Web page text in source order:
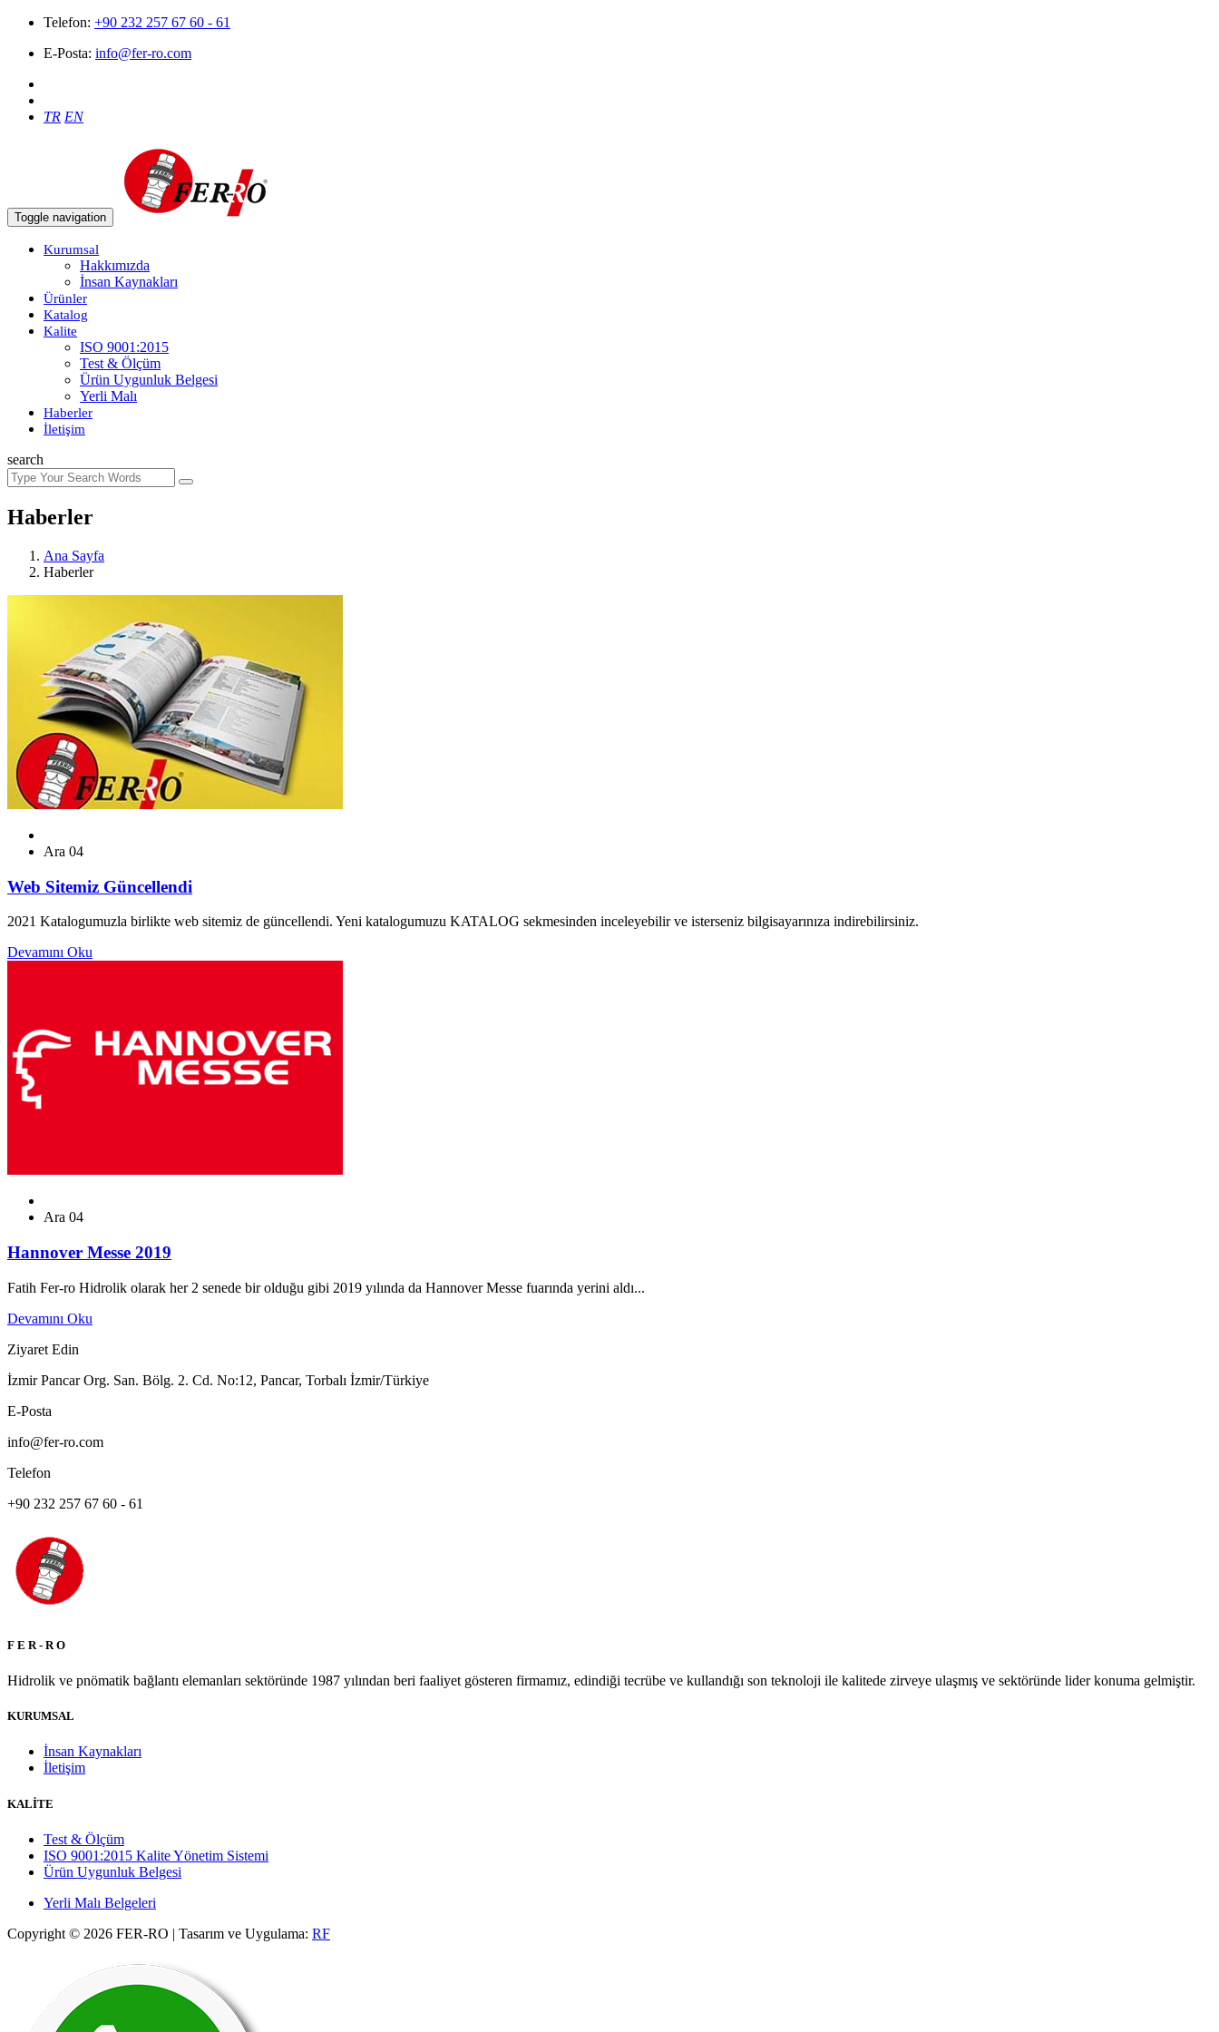
Telefon: +90 232 257 67 60 - 61
E-Posta: info@fer-ro.com
TR EN
Toggle navigation
Kurumsal
Hakkımızda
İnsan Kaynakları
Ürünler
Katalog
Kalite
ISO 9001:2015
Test & Ölçüm
Ürün Uygunluk Belgesi
Yerli Malı
Haberler
İletişim
search
Haberler
Ana Sayfa
Haberler
Ara 04
Web Sitemiz Güncellendi
2021 Katalogumuzla birlikte web sitemiz de güncellendi. Yeni katalogumuzu KATALOG sekmesinden inceleyebilir ve isterseniz bilgisayarınıza indirebilirsiniz.
Devamını Oku
Ara 04
Hannover Messe 2019
Fatih Fer-ro Hidrolik olarak her 2 senede bir olduğu gibi 2019 yılında da Hannover Messe fuarında yerini aldı...
Devamını Oku
Ziyaret Edin
İzmir Pancar Org. San. Bölg. 2. Cd. No:12, Pancar, Torbalı İzmir/Türkiye
E-Posta
info@fer-ro.com
Telefon
+90 232 257 67 60 - 61
F E R - R O
Hidrolik ve pnömatik bağlantı elemanları sektöründe 1987 yılından beri faaliyet gösteren firmamız, edindiği tecrübe ve kullandığı son teknoloji ile kalitede zirveye ulaşmış ve sektöründe lider konuma gelmiştir.
KURUMSAL
İnsan Kaynakları
İletişim
KALİTE
Test & Ölçüm
ISO 9001:2015 Kalite Yönetim Sistemi
Ürün Uygunluk Belgesi
Yerli Malı Belgeleri
Copyright © 2026 FER-RO | Tasarım ve Uygulama: RF